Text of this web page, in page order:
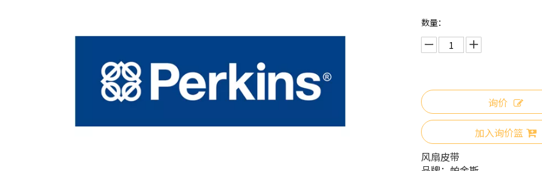
数量：
询价
加入询价篮
风扇皮带